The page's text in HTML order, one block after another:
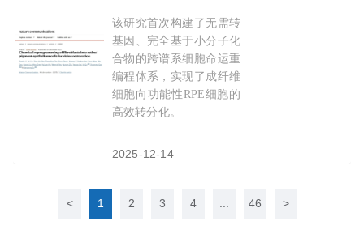
Nat Commun：苏建忠/高绍荣/瞿佳团队合作利
该研究首次构建了无需转
基因、完全基于小分子化
合物的跨谱系细胞命运重
编程体系，实现了成纤维
细胞向功能性RPE细胞的
高效转分化。
2025-12-14
< 1 2 3 4 46 >